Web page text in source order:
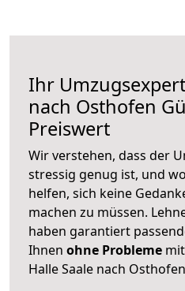
Ihr
nach Osthofen
Preiswert
Wir verstehen, dass der
stressig genug ist, und
helfen, sich keine
machen zu müssen.
haben garantiert
Ihnen ohne Probleme
Halle Saale nach